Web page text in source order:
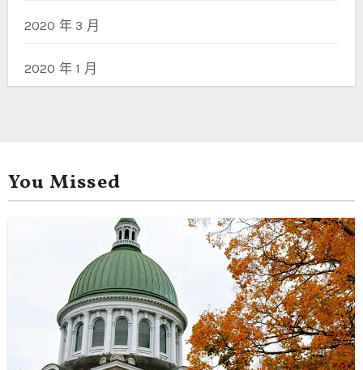
2020 年 3 月
2020 年 1 月
You Missed